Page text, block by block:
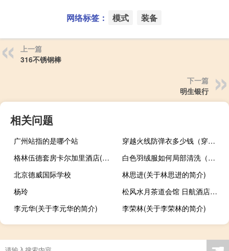
网络标签： 模式 装备
上一篇
316不锈钢棒
下一篇
明生银行
相关问题
广州站指的是哪个站
穿越火线防弹衣多少钱（穿越火线防弹衣价格）
格林伍德套房卡尔加里酒店(关于格林伍德套房卡尔加里酒店的简介)
白色羽绒服如何局部清洗（白色羽绒服如何清洗）
北京德威国际学校
林思进(关于林思进的简介)
杨玲
松风水月茶道会馆 日航酒店下午茶(关于松风水月茶道会馆 日航酒店下午茶的简介)
李元华(关于李元华的简介)
李荣林(关于李荣林的简介)